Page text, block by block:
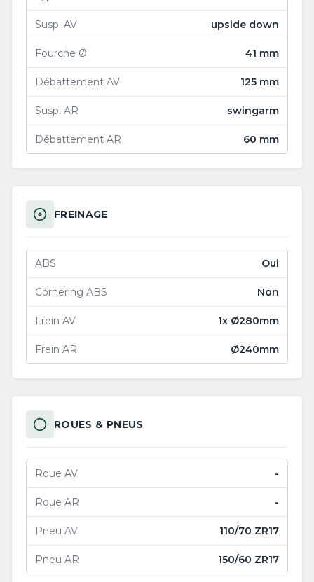
Susp. AV upside down
Fourche Ø 41 mm
Débattement AV 125 mm
Susp. AR swingarm
Débattement AR 60 mm
FREINAGE
ABS Oui
Cornering ABS Non
Frein AV 1x Ø280mm
Frein AR Ø240mm
ROUES & PNEUS
Roue AV -
Roue AR -
Pneu AV 110/70 ZR17
Pneu AR 150/60 ZR17